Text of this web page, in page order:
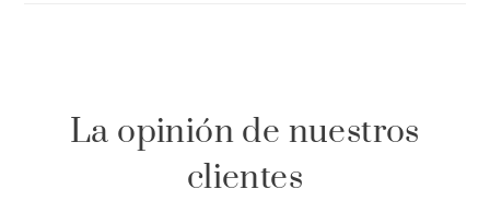
La opinión de nuestros
clientes